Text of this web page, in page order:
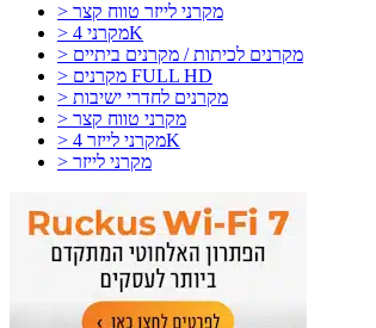
> מקרני לייזר טווח קצר
> מקרני 4K
> מקרנים לכיתות / מקרנים ביתיים
> מקרנים FULL HD
> מקרנים לחדרי ישיבות
> מקרני טווח קצר
> מקרני לייזר 4K
> מקרני לייזר